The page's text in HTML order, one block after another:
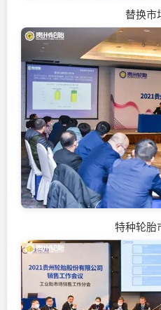
替换市
特种轮胎